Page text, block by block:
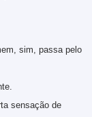
sim, passa pelo
sensação de